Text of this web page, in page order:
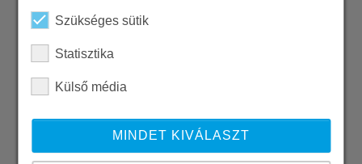
SW Umwelttechnik Magyarország Kft.
H 2339 Majosháza, Tóközi út 10.
kozlekedesepites@sw-umwelttechnik.hu
Szükséges sütik
Statisztika
Külső média
MINDET KIVÁLASZT